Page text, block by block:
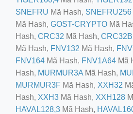
feed-calculator
co-
shredder-plant-equipment/scrap-
SNEFRU Mã Hash, SNEFRU256
Mã Hash, GOST-CRYPTO Mã
Hash, CRC32 Mã Hash, CRC32B
Mã Hash, FNV132 Mã Hash,
FNV164 Mã Hash, FNV1A64 Mã
Hash, MURMUR3A Mã Hash,
MURMUR3F Mã Hash, XXH32
Hash, XXH3 Mã Hash, XXH128
HAVAL128,3 Mã Hash,